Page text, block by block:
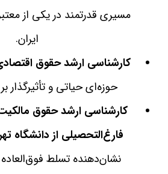
مسیری قدرتمند در یکی از
ایران.
کارشناسی ارشد حقوق
حوزه‌ای حیاتی و تأثیرگذار
کارشناسی ارشد حقوق
فارغ‌التحصیلی از دانشگاه
نشان‌دهنده تسلط فوق‌العاده